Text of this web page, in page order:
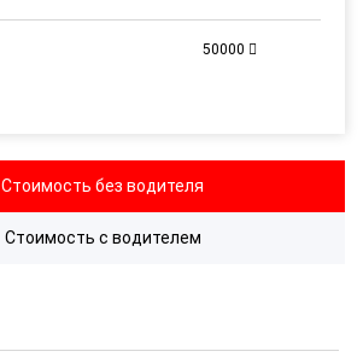
50000
Стоимость без водителя
Стоимость с водителем